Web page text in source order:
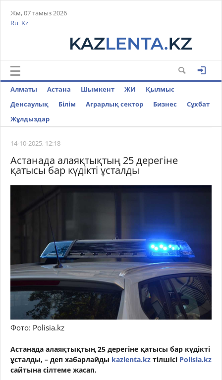
Жм, 07 тамыз 2026
Ru Kz
Алматы Астана Шымкент ЖИ
Қылмыс
Денсаулық
Білім Аграрлық сектор Бизнес
Cұхбат
Жұлдыздар
14-10-2025, 12:18
Астанада алаяқтықтың 25 дерегіне
қатысы бар күдікті ұсталды
Фото: Polisia.kz
Астанада алаяқтықтың 25 дерегіне қатысы бар күдікті
ұсталды, – деп хабарлайды kazlenta.kz тілшісі Polisia.kz
сайтына сілтеме жасап.